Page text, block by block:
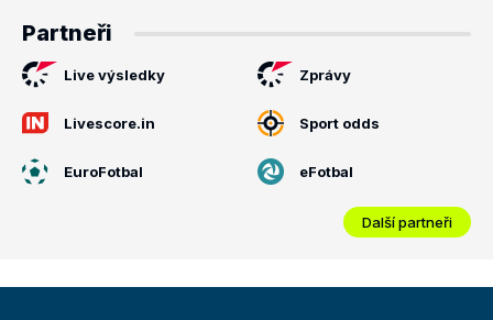
Partneři
Live výsledky Zprávy
Livescore.in Sport odds
EuroFotbal eFotbal
Další partneři